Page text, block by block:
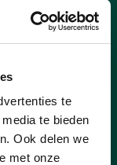
te
te bieden
Ook delen we
met onze